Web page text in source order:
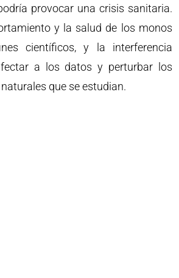
provocar una crisis sanitaria.
y la salud de los monos
científicos, y la interferencia
a los datos y perturbar los
que se estudian.